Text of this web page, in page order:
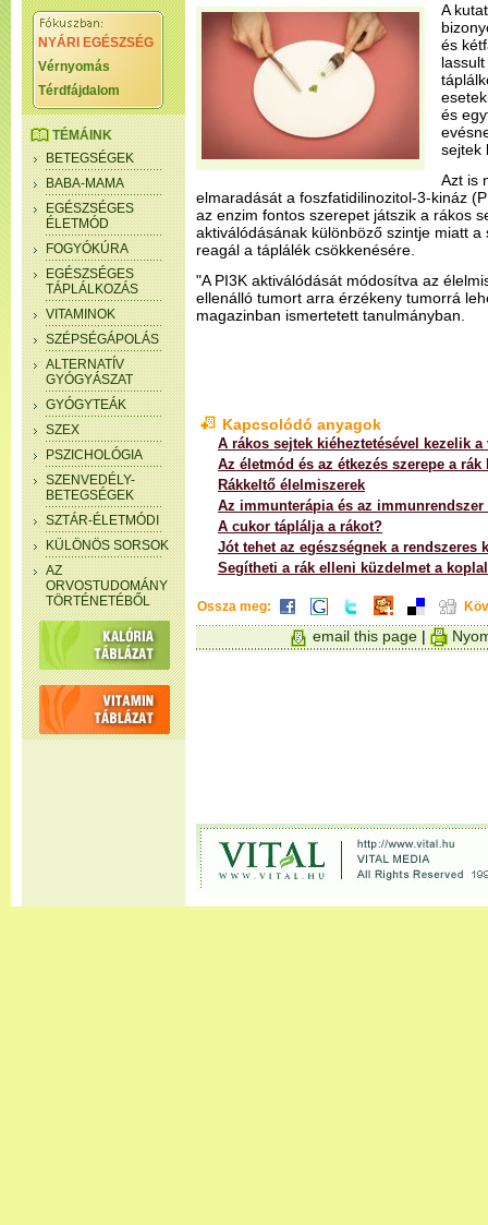
NYÁRI EGÉSZSÉG
Vérnyomás
Térdfájdalom
TÉMÁINK
BETEGSÉGEK
BABA-MAMA
EGÉSZSÉGES
ÉLETMÓD
FOGYÓKÚRA
EGÉSZSÉGES
TÁPLÁLKOZÁS
VITAMINOK
SZÉPSÉGÁPOLÁS
ALTERNATÍV
GYÓGYÁSZAT
GYÓGYTEÁK
SZEX
PSZICHOLÓGIA
SZENVEDÉLY-
BETEGSÉGEK
SZTÁR-ÉLETMÓDI
KÜLÖNÖS SORSOK
AZ
ORVOSTUDOMÁNY
TÖRTÉNETÉBŐL
A
és
és
sejtek
Azt is
elmaradását a foszfatidilinozitol-3-kináz
az enzim fontos szerepet játszik a rákos
aktiválódásának különböző szintje miatt
reagál a táplálék csökkenésére.
"A PI3K aktiválódását módosítva az
ellenálló tumort arra érzékeny tumorrá
magazinban ismertetett tanulmányban.
Kapcsolódó anyagok
A rákos sejtek kiéheztetésével kezelik
Az életmód és az étkezés szerepe a rák
Rákkeltő élelmiszerek
Az immunterápia és az
A cukor táplálja a rákot?
Jót tehet az egészségnek a rendszeres
Segítheti a rák elleni küzdelmet a
Ossza meg:
email this page |